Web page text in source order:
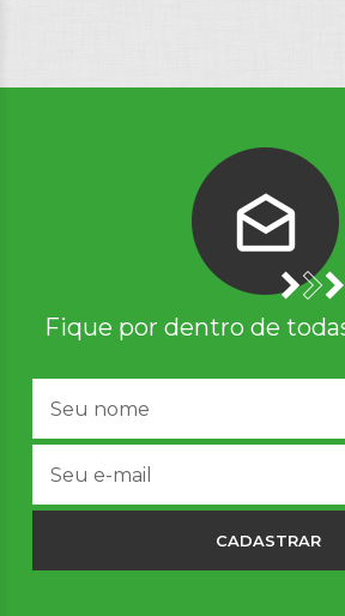
Fique por dentro de
CADASTRAR